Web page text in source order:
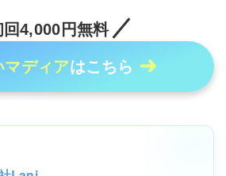
回4,000円無料
マディアはこちら